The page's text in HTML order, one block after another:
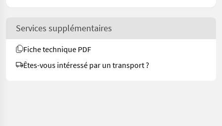
Services supplémentaires
Fiche technique PDF
Êtes-vous intéressé par un transport ?